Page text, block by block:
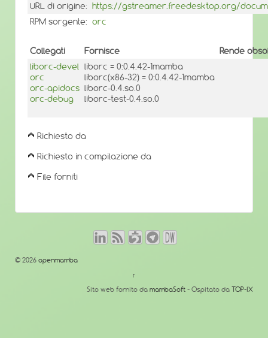
URL di origine: https://gstreamer.freedesktop.org/
RPM sorgente: orc
Collegati Fornisce
Rende
liborc-devel
orc
orc-apidocs
orc-debug
liborc = 0:0.4.42-1mamba
liborc(x86-32) = 0:0.4.42-1mamba
liborc-0.4.so.0
liborc-test-0.4.so.0
Richiesto da
Richiesto in compilazione da
File forniti
© 2026 openmamba
↑
Sito web fornito da mambaSoft - Ospitato da TOP-IX